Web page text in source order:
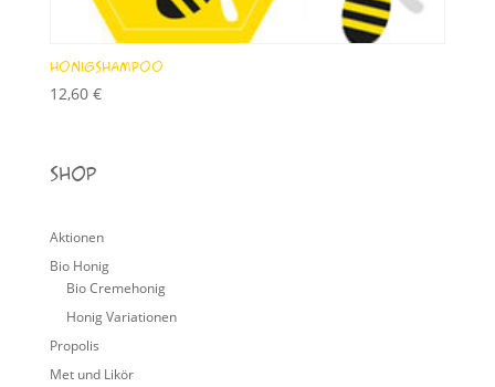
Honigshampoo
12,60 €
Shop
Aktionen
Bio Honig
Bio Cremehonig
Honig Variationen
Propolis
Met und Likör